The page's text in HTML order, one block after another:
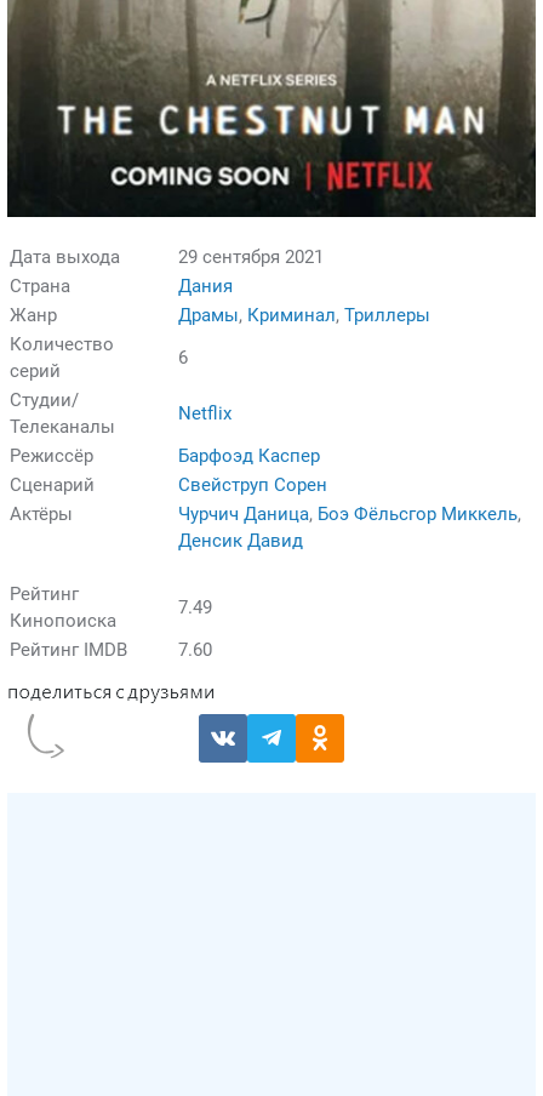
Дата выхода
29 сентября 2021
Страна
Дания
Жанр
Драмы, Криминал, Триллеры
Количество
серий
6
Студии/
Телеканалы
Netflix
Режиссёр
Барфоэд Каспер
Сценарий
Свейструп Сорен
Актёры
Чурчич Даница, Боэ Фёльсгор Миккель,
Денсик Давид
Рейтинг
Кинопоиска
7.49
Рейтинг IMDB
7.60